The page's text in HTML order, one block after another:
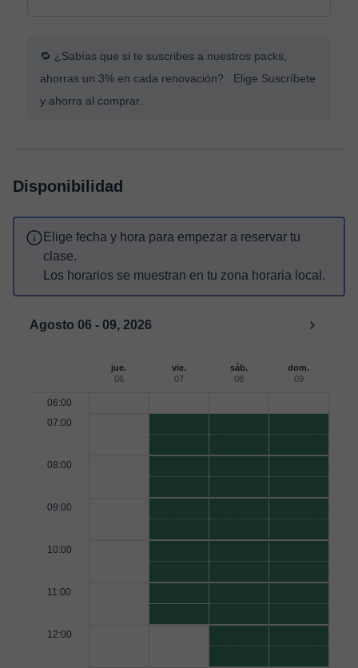
🔁 ¿Sabías que si te suscribes a nuestros packs,
ahorras un 3% en cada renovación? Elige Suscríbete
y ahorra al comprar.
Disponibilidad
Elige fecha y hora para empezar a reservar tu
clase.
Los horarios se muestran en tu zona horaria local.
Agosto 06 - 09, 2026
jue.
06
vie.
07
sáb.
08
dom.
09
06:00
07:00
08:00
09:00
10:00
11:00
12:00